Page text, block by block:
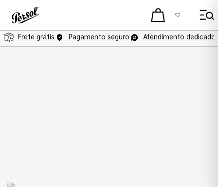
Frete grátis Pagamento seguro Atendimento dedicado